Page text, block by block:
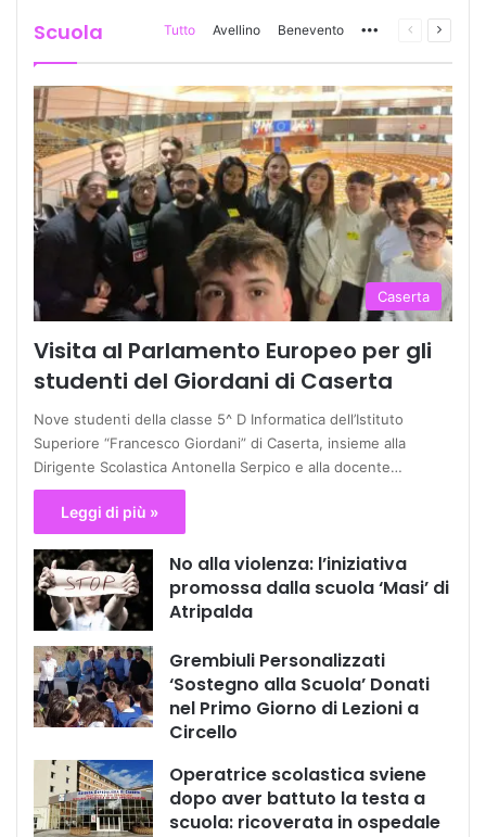
Scuola Tutto Avellino Benevento More Pagina
Caserta
Visita al Parlamento Europeo per gli
studenti del Giordani di Caserta
Nove studenti della classe 5^ D Informatica dell’Istituto
Superiore “Francesco Giordani” di Caserta, insieme alla
Dirigente Scolastica Antonella Serpico e alla docente…
Leggi di più »
No alla violenza: l’iniziativa
promossa dalla scuola ‘Masi’ di
Atripalda
Grembiuli Personalizzati
‘Sostegno alla Scuola’ Donati
nel Primo Giorno di Lezioni a
Circello
Operatrice scolastica sviene
dopo aver battuto la testa a
scuola: ricoverata in ospedale